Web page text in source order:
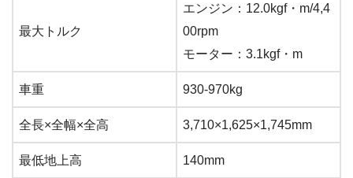
最大トルク
エンジン：12.0kgf・m/4,4
00rpm
モーター：3.1kgf・m
車重 930-970kg
全長×全幅×全高 3,710×1,625×1,745mm
最低地上高 140mm